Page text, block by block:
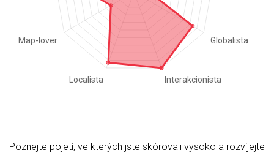
Poznejte pojetí, ve kterých jste skórovali vysoko a rozvíjejte